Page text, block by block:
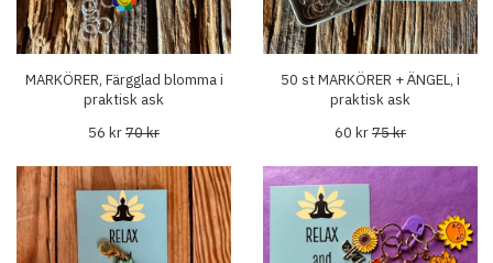
MARKÖRER, Färgglad blomma i
praktisk ask
56 kr70 kr
50 st MARKÖRER + ÄNGEL, i
praktisk ask
60 kr75 kr